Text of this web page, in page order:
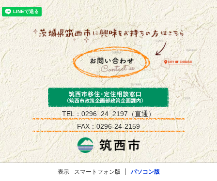
筑西市政策企
TEL：0296−24−2197（直通）
FAX：0296-24-2159
表示 スマートフォン版 パソコン版